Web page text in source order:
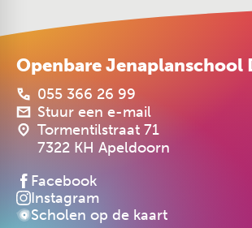
Openbare Jenaplanschool
055 366 26 99
Stuur een e-mail
Tormentilstraat 71
7322 KH Apeldoorn
Facebook
Instagram
Scholen op de kaart